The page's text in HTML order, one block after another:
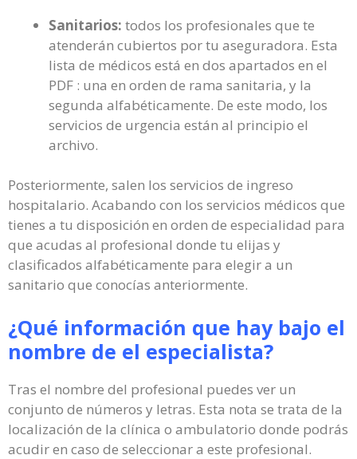
Sanitarios: todos los profesionales que te
atenderán cubiertos por tu aseguradora. Esta
lista de médicos está en dos apartados en el
PDF : una en orden de rama sanitaria, y la
segunda alfabéticamente. De este modo, los
servicios de urgencia están al principio el
archivo.
Posteriormente, salen los servicios de ingreso
hospitalario. Acabando con los servicios médicos que
tienes a tu disposición en orden de especialidad para
que acudas al profesional donde tu elijas y
clasificados alfabéticamente para elegir a un
sanitario que conocías anteriormente.
¿Qué información que hay bajo el
nombre de el especialista?
Tras el nombre del profesional puedes ver un
conjunto de números y letras. Esta nota se trata de la
localización de la clínica o ambulatorio donde podrás
acudir en caso de seleccionar a este profesional.